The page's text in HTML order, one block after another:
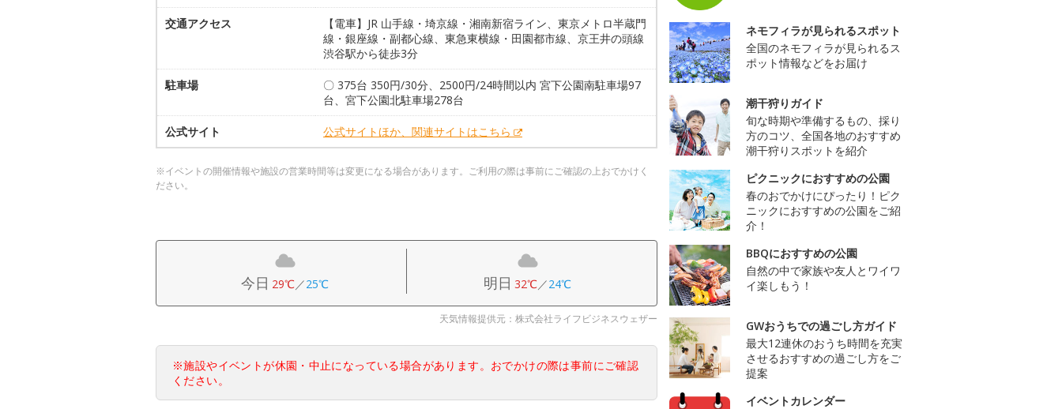
交通アクセス
【電車】JR 山手線・埼京線・湘南新宿ライン、東京メトロ半蔵門
線・銀座線・副都心線、東急東横線・田園都市線、京王井の頭線
渋谷駅から徒歩3分
駐車場
〇 375台 350円/30分、2500円/24時間以内 宮下公園南駐車場97
台、宮下公園北駐車場278台
公式サイト 公式サイトほか、関連サイトはこちら
※イベントの開催情報や施設の営業時間等は変更になる場合があります。ご利用の際は事前にご確認の上おでかけく
ださい。
今日 29℃／25℃ 明日 32℃／24℃
天気情報提供元：株式会社ライフビジネスウェザー
※施設やイベントが休園・中止になっている場合があります。おでかけの際は事前にご確認
ください。
ネモフィラが見られるスポット
全国のネモフィラが見られるス
ポット情報などをお届け
潮干狩りガイド
旬な時期や準備するもの、採り
方のコツ、全国各地のおすすめ
潮干狩りスポットを紹介
ピクニックにおすすめの公園
春のおでかけにぴったり！ピク
ニックにおすすめの公園をご紹
介！
BBQにおすすめの公園
自然の中で家族や友人とワイワ
イ楽しもう！
GWおうちでの過ごし方ガイド
最大12連休のおうち時間を充実
させるおすすめの過ごし方をご
提案
イベントカレンダー